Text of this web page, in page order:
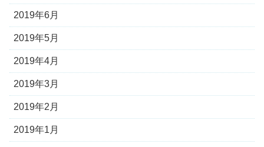
2019年6月
2019年5月
2019年4月
2019年3月
2019年2月
2019年1月